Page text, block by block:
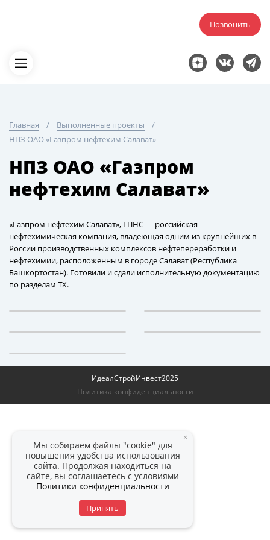
Позвонить
Главная
Выполненные проекты
НПЗ ОАО «Газпром нефтехим Салават»
НПЗ ОАО «Газпром
нефтехим Салават»
«Газпром нефтехим Салават», ГПНС — российская
нефтехимическая компания, владеющая одним из крупнейших в
России производственных комплексов нефтепереработки и
нефтехимии, расположенным в городе Салават (Республика
Башкортостан). Готовили и сдали исполнительную документацию
по разделам ТХ.
ИдеалСтройИнвест2025
Политика конфиденциальности
×
Мы собираем файлы "cookie" для
повышения удобства использования
сайта. Продолжая находиться на
сайте, вы соглашаетесь с условиями
Политики конфиденциальности
Принять